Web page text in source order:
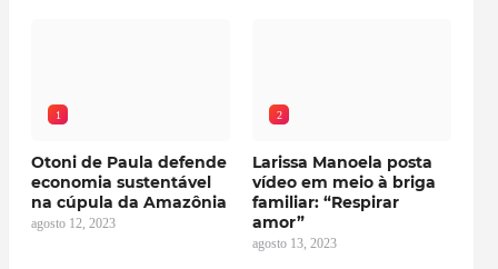
1
Otoni de Paula defende
economia sustentável
na cúpula da Amazônia
agosto 12, 2023
2
Larissa Manoela posta
vídeo em meio à briga
familiar: “Respirar
amor”
agosto 13, 2023